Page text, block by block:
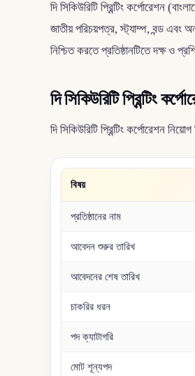
দি সিকিউরিটি প্রিন্টিং কর্পোরেশন
জাতীয় পরিচয়পত্র, স্ট্যাম্প, বন্ড এবং
নিশ্চিত করতে প্রতিষ্ঠানটিতে দক্ষ ও
দি সিকিউরিটি প্রিন্টিং
দি সিকিউরিটি প্রিন্টিং কর্পোরেশন
বিষয়
প্রতিষ্ঠানের নাম
আবেদন শুরুর তারিখ
আবেদনের শেষ তারিখ
চাকরির ধরন
পদ ক্যাটাগরি
মোট শূন্যপদ